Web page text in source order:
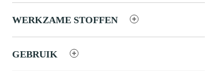
WERKZAME STOFFEN
GEBRUIK